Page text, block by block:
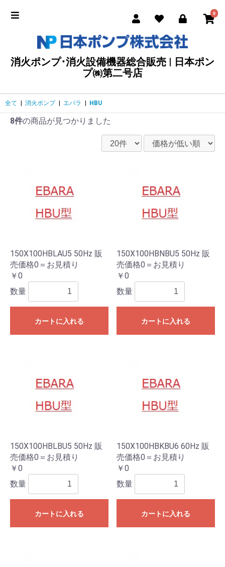
0
消火ポンプ･消火設備機器総合販売 | 日本ポン
プ㈱第二号店
全て | 消火ポンプ | エバラ | HBU
8件の商品が見つかりました
150X100HBLAU5 50Hz 販
売価格0＝お見積り
￥0
数量
カートに入れる
150X100HBNBU5 50Hz 販
売価格0＝お見積り
￥0
数量
カートに入れる
150X100HBLBU5 50Hz 販
売価格0＝お見積り
￥0
数量
カートに入れる
150X100HBKBU6 60Hz 販
売価格0＝お見積り
￥0
数量
カートに入れる